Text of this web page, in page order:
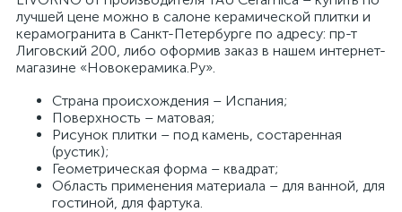
лучшей цене можно в салоне керамической плитки и
керамогранита в Санкт-Петербурге по адресу: пр-т
Лиговский 200, либо оформив заказ в нашем интернет-
магазине «Новокерамика.Ру».
Страна происхождения – Испания;
Поверхность – матовая;
Рисунок плитки – под камень, состаренная
(рустик);
Геометрическая форма – квадрат;
Область применения материала – для ванной, для
гостиной, для фартука.